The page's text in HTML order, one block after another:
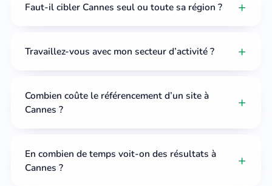
Faut-il cibler Cannes seul ou toute sa région ?
Travaillez-vous avec mon secteur d’activité ?
Combien coûte le référencement d’un site à
Cannes ?
En combien de temps voit-on des résultats à
Cannes ?